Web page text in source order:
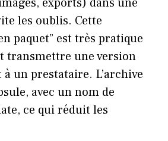
les oublis. Cette
paquet” est très pratique
transmettre une version
à un prestataire. L’archive
avec un nom de
ce qui réduit les